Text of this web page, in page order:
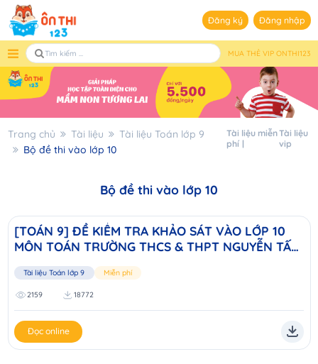
Đăng ký Đăng nhập
MUA THẺ VIP ONTHI123
Trang chủ Tài liệu
Tài liệu Toán lớp 9
Bộ đề thi vào lớp 10
Tài liệu miễn
phí
Tài liệu
vip
Bộ đề thi vào lớp 10
[TOÁN 9] ĐỀ KIỂM TRA KHẢO SÁT VÀO LỚP 10
MÔN TOÁN TRƯỜNG THCS & THPT NGUYỄN TẤT
Tài liệu Toán lớp 9 Miễn phí
2159 18772
Đọc online